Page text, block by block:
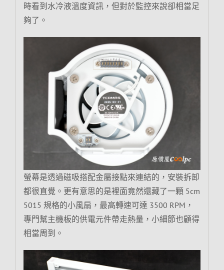
時看到水冷液溫度資訊，但對於監控來說卻相當足
夠了。
螢幕是透過磁吸搭配金屬接點來連結的，安裝拆卸
都很直覺。更有意思的是裡面竟然還藏了一顆 5cm
5015 規格的小風扇，最高轉速可達 3500 RPM，
專門幫主機板的供電元件帶走熱量，小細節也顧得
相當周到。